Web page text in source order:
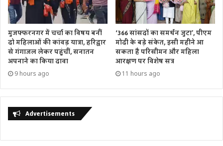
मुजफ्फरनगर में चर्चा का विषय बनीं
दो महिलाओं की कांवड़ यात्रा, हरिद्वार
से गंगाजल लेकर पहुंचीं, सनातन
अपनाने का किया दावा
9 hours ago
‘366 सांसदों का समर्थन जुटा’, पीएम
मोदी के बड़े संकेत, इसी महीने आ
सकता है परिसीमन और महिला
आरक्षण पर विशेष सत्र
11 hours ago
Advertisements